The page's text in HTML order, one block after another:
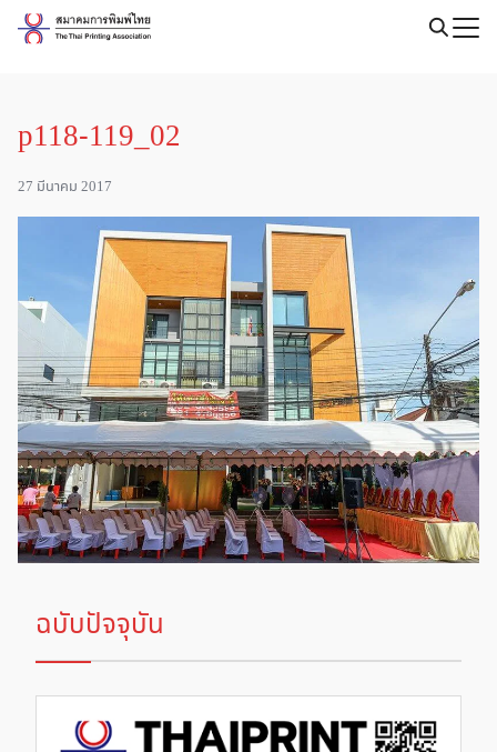
Skip
p118-119_02
27 มีนาคม 2017
ฉบับปัจจุบัน